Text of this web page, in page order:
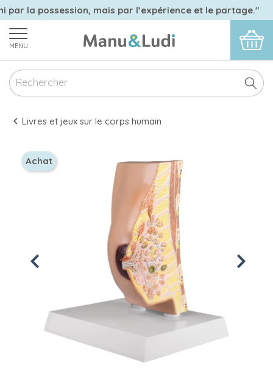
par la possession, mais par l’expérience et le partage."
MENU
Livres et jeux sur le corps humain
Achat
Previous Next